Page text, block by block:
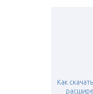
Как